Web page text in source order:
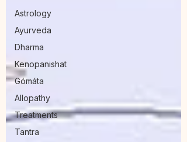
Astrology
Ayurveda
Dharma
Kenopanishat
Gómáta
Allopathy
Treatments
Tantra